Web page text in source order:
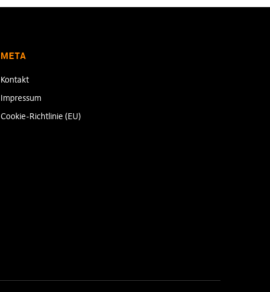
META
Kontakt
Impressum
Cookie-Richtlinie (EU)